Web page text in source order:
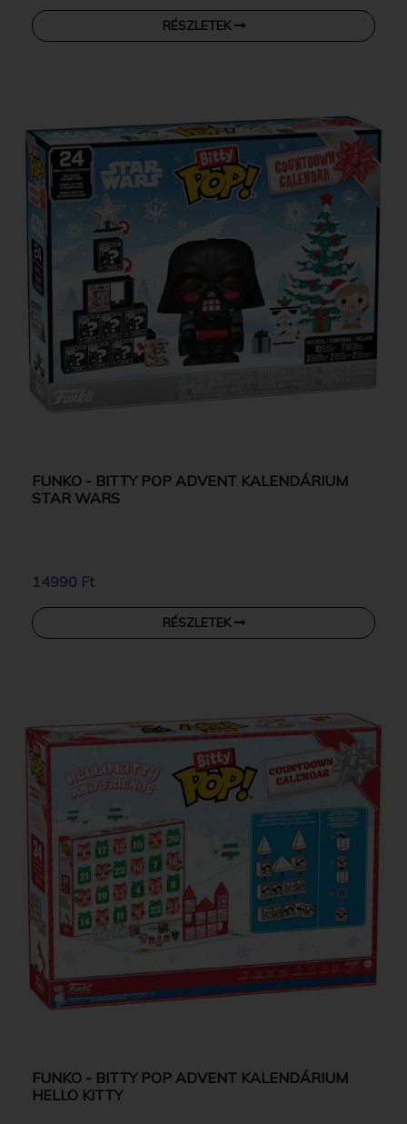
RÉSZLETEK
FUNKO - BITTY POP ADVENT KALENDÁRIUM
STAR WARS
14990 Ft
RÉSZLETEK
FUNKO - BITTY POP ADVENT KALENDÁRIUM
HELLO KITTY